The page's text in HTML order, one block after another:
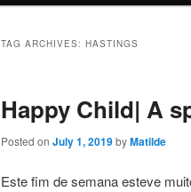
TAG ARCHIVES: HASTINGS
Happy Child| A
Posted on July 1, 2019byMatilde
Este fim de semana esteve